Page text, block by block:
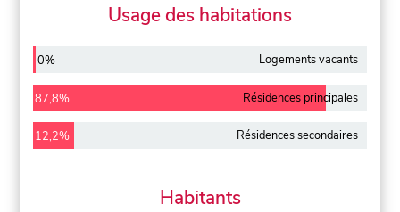
Usage des habitations
0% Logements vacants
87,8% Résidences principales
12,2% Résidences secondaires
Habitants